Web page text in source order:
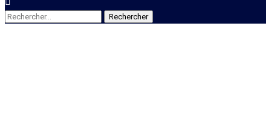
Rechercher :